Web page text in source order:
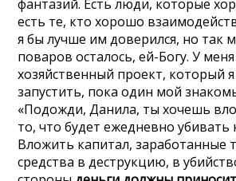
фантазий. Есть люди, которые
есть те, кто хорошо
я бы лучше им доверился, но так
поваров осталось, ей-Богу. У
хозяйственный проект, который
запустить, пока один мой
«Подожди, Данила, ты хочешь
то, что будет ежедневно убивать
Вложить капитал, заработанные
средства в деструкцию, в